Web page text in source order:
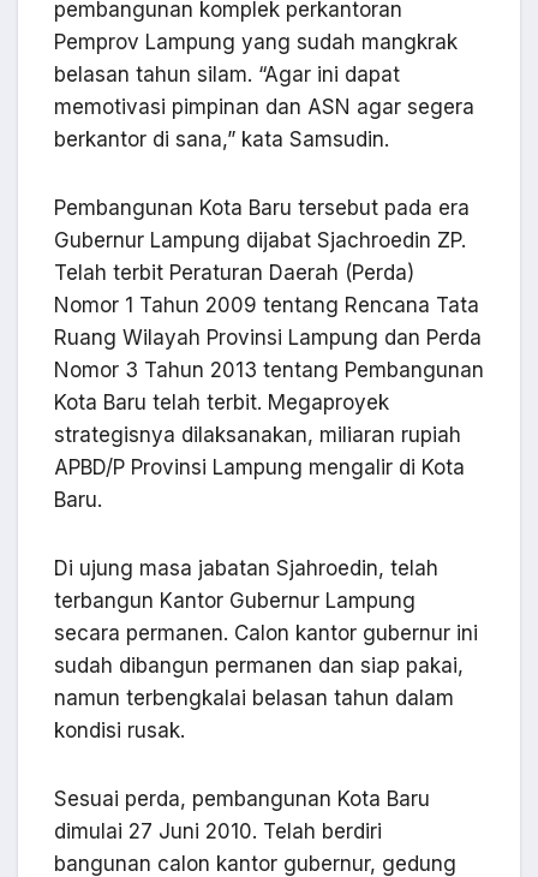
pembangunan komplek perkantoran
Pemprov Lampung yang sudah mangkrak
belasan tahun silam. “Agar ini dapat
memotivasi pimpinan dan ASN agar segera
berkantor di sana,” kata Samsudin.
Pembangunan Kota Baru tersebut pada era
Gubernur Lampung dijabat Sjachroedin ZP.
Telah terbit Peraturan Daerah (Perda)
Nomor 1 Tahun 2009 tentang Rencana Tata
Ruang Wilayah Provinsi Lampung dan Perda
Nomor 3 Tahun 2013 tentang Pembangunan
Kota Baru telah terbit. Megaproyek
strategisnya dilaksanakan, miliaran rupiah
APBD/P Provinsi Lampung mengalir di Kota
Baru.
Di ujung masa jabatan Sjahroedin, telah
terbangun Kantor Gubernur Lampung
secara permanen. Calon kantor gubernur ini
sudah dibangun permanen dan siap pakai,
namun terbengkalai belasan tahun dalam
kondisi rusak.
Sesuai perda, pembangunan Kota Baru
dimulai 27 Juni 2010. Telah berdiri
bangunan calon kantor gubernur, gedung